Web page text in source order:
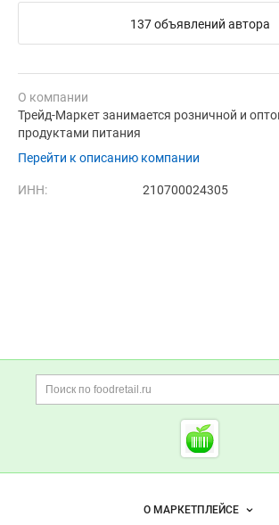
137 объявлений автора
О компании
Трейд-Маркет занимается розничной и
продуктами питания
Перейти к описанию компании
ИНН: 210700024305
Дополнительная
Поиск
Cсылки на
Foodretail.ru
— продукты
Важные разделы и контакты
Навигация по сайтуО МАРКЕТПЛЕЙСЕ